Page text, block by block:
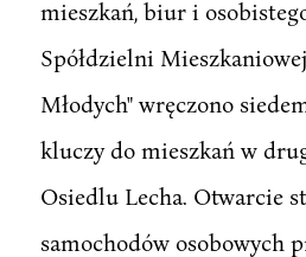
mieszkań, biur i
Spółdzielni
Młodych" wręczono
kluczy do mieszkań w
Osiedlu Lecha. Otwarcie
samochodów osobowych